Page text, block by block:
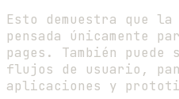
Esto demuestra que
pensada únicamente
pages. También
flujos de usuario,
aplicaciones y